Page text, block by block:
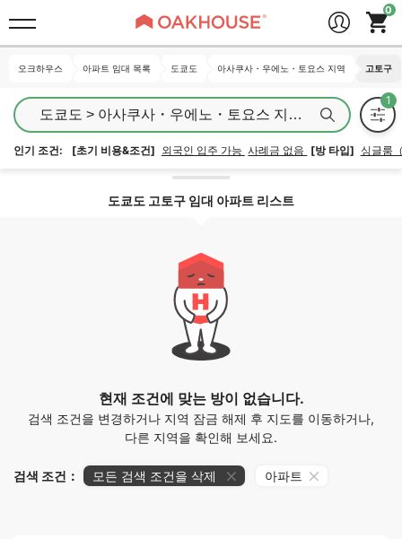
오크하우스 아파트 임대 목록 도쿄도 아사쿠사・우에노・토요스 지역 고토구
도쿄도 > 아사쿠사・우에노・토요스 지역 > 고토구
인기 조건: [초기 비용&조건] 외국인 입주 가능 사례금 없음 [방 타입] 싱글룸
도쿄도 고토구 임대 아파트 리스트
현재 조건에 맞는 방이 없습니다.
검색 조건을 변경하거나 지역 잠금 해제 후 지도를 이동하거나,
다른 지역을 확인해 보세요.
검색 조건： 모든 검색 조건을 삭제 아파트
오크하우스 아파트 임대 목록 도쿄도 아사쿠사・우에노・토요스 지역 고토구